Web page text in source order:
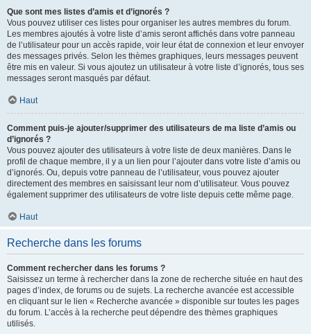
Que sont mes listes d’amis et d’ignorés ?
Vous pouvez utiliser ces listes pour organiser les autres membres du forum.
Les membres ajoutés à votre liste d’amis seront affichés dans votre panneau
de l’utilisateur pour un accès rapide, voir leur état de connexion et leur envoyer
des messages privés. Selon les thèmes graphiques, leurs messages peuvent
être mis en valeur. Si vous ajoutez un utilisateur à votre liste d’ignorés, tous ses
messages seront masqués par défaut.
Haut
Comment puis-je ajouter/supprimer des utilisateurs de ma liste d’amis ou
d’ignorés ?
Vous pouvez ajouter des utilisateurs à votre liste de deux manières. Dans le
profil de chaque membre, il y a un lien pour l’ajouter dans votre liste d’amis ou
d’ignorés. Ou, depuis votre panneau de l’utilisateur, vous pouvez ajouter
directement des membres en saisissant leur nom d’utilisateur. Vous pouvez
également supprimer des utilisateurs de votre liste depuis cette même page.
Haut
Recherche dans les forums
Comment rechercher dans les forums ?
Saisissez un terme à rechercher dans la zone de recherche située en haut des
pages d’index, de forums ou de sujets. La recherche avancée est accessible
en cliquant sur le lien « Recherche avancée » disponible sur toutes les pages
du forum. L’accès à la recherche peut dépendre des thèmes graphiques
utilisés.